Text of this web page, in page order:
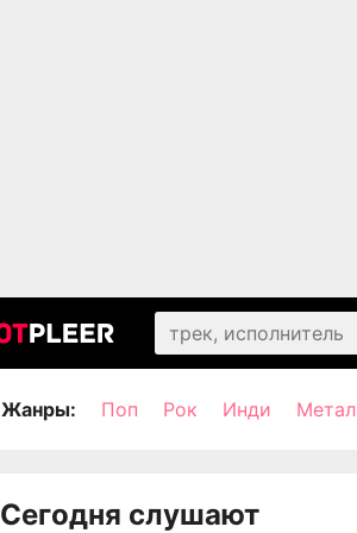
Жанры: Поп Рок Инди Метал
Сегодня слушают